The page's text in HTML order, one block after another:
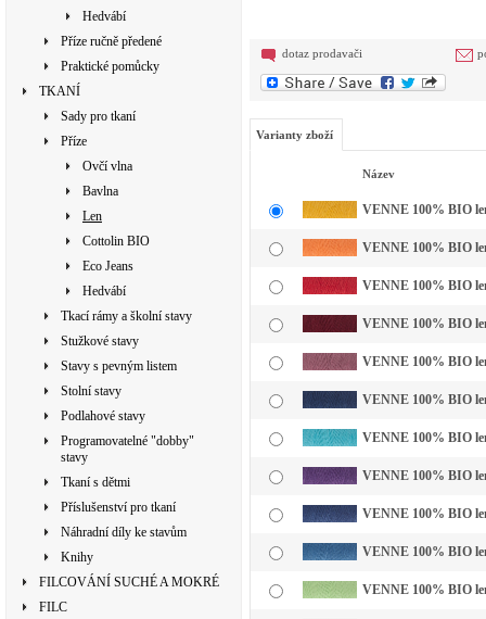
Hedvábí
Příze ručně předené
Praktické pomůcky
TKANÍ
Sady pro tkaní
Příze
Ovčí vlna
Bavlna
Len
Cottolin BIO
Eco Jeans
Hedvábí
Tkací rámy a školní stavy
Stužkové stavy
Stavy s pevným listem
Stolní stavy
Podlahové stavy
Programovatelné "dobby"
stavy
Tkaní s dětmi
Příslušenství pro tkaní
Náhradní díly ke stavům
Knihy
FILCOVÁNÍ SUCHÉ A MOKRÉ
FILC
dotaz prodavači
Varianty zboží
Název
VENNE 100% BIO
VENNE 100% BIO
VENNE 100% BIO
VENNE 100% BIO
VENNE 100% BIO
VENNE 100% BIO
VENNE 100% BIO
VENNE 100% BIO
VENNE 100% BIO
VENNE 100% BIO
VENNE 100% BIO